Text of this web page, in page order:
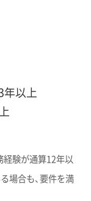
年以上
経験が通算12年以
場合も、要件を満